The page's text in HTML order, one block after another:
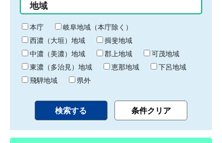
り
終
わ
り
地域
本庁
岐阜地域（本庁除く）
西濃（大垣）地域
揖斐地域
中濃（美濃）地域
郡上地域
可茂地域
東濃（多治見）地域
恵那地域
下呂地域
飛騨地域
県外